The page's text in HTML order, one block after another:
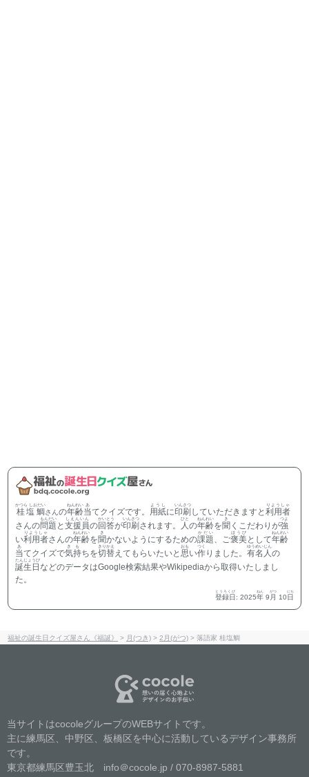
桂塩鯛
かつら しおだい
さんの年齢
ねんれい
当
あ
てクイズです。 用紙
ようし
に印刷
いんさつ
していただきますと利用者
りようしゃ
さんの問題
もんだい
と支援員
しえんいん
の回答
かいとう
が印刷
いんさつ
されます。 人
ひと
の年齢
ねんれい
を聞
き
くこだわりが強
つよ
い利用者
りようしゃ
さんの年齢
ねんれい
を聞
き
かないようにするための課題
かだい
、ご褒美
ほうび
として年齢
ねんれい
当
あ
てクイズで気持
きも
ちを切替
きりかえ
えてもらいたいと思
おも
い作
つく
りました。有名人
ゆうめいじん
の
誕生日
たんじょうび
などのデータはGoogle検索結果やWikipediaから取得いたしまし
た。
登録日
とうろくび
: 2025年
ねん
9 月
がつ
10日
にち
福祉の誕生日クイズ屋さん《福誕》 > 月(つき) >2月(がつ) >落語家 桂塩鯛
当サイトはcocoleグループのWEBサイトです。
主に練馬区、中野区、板橋区を中心に活動しているデザイン事務所
です。
東京都練馬区豊玉北 info＠cocole.jp / 070-8987-5881